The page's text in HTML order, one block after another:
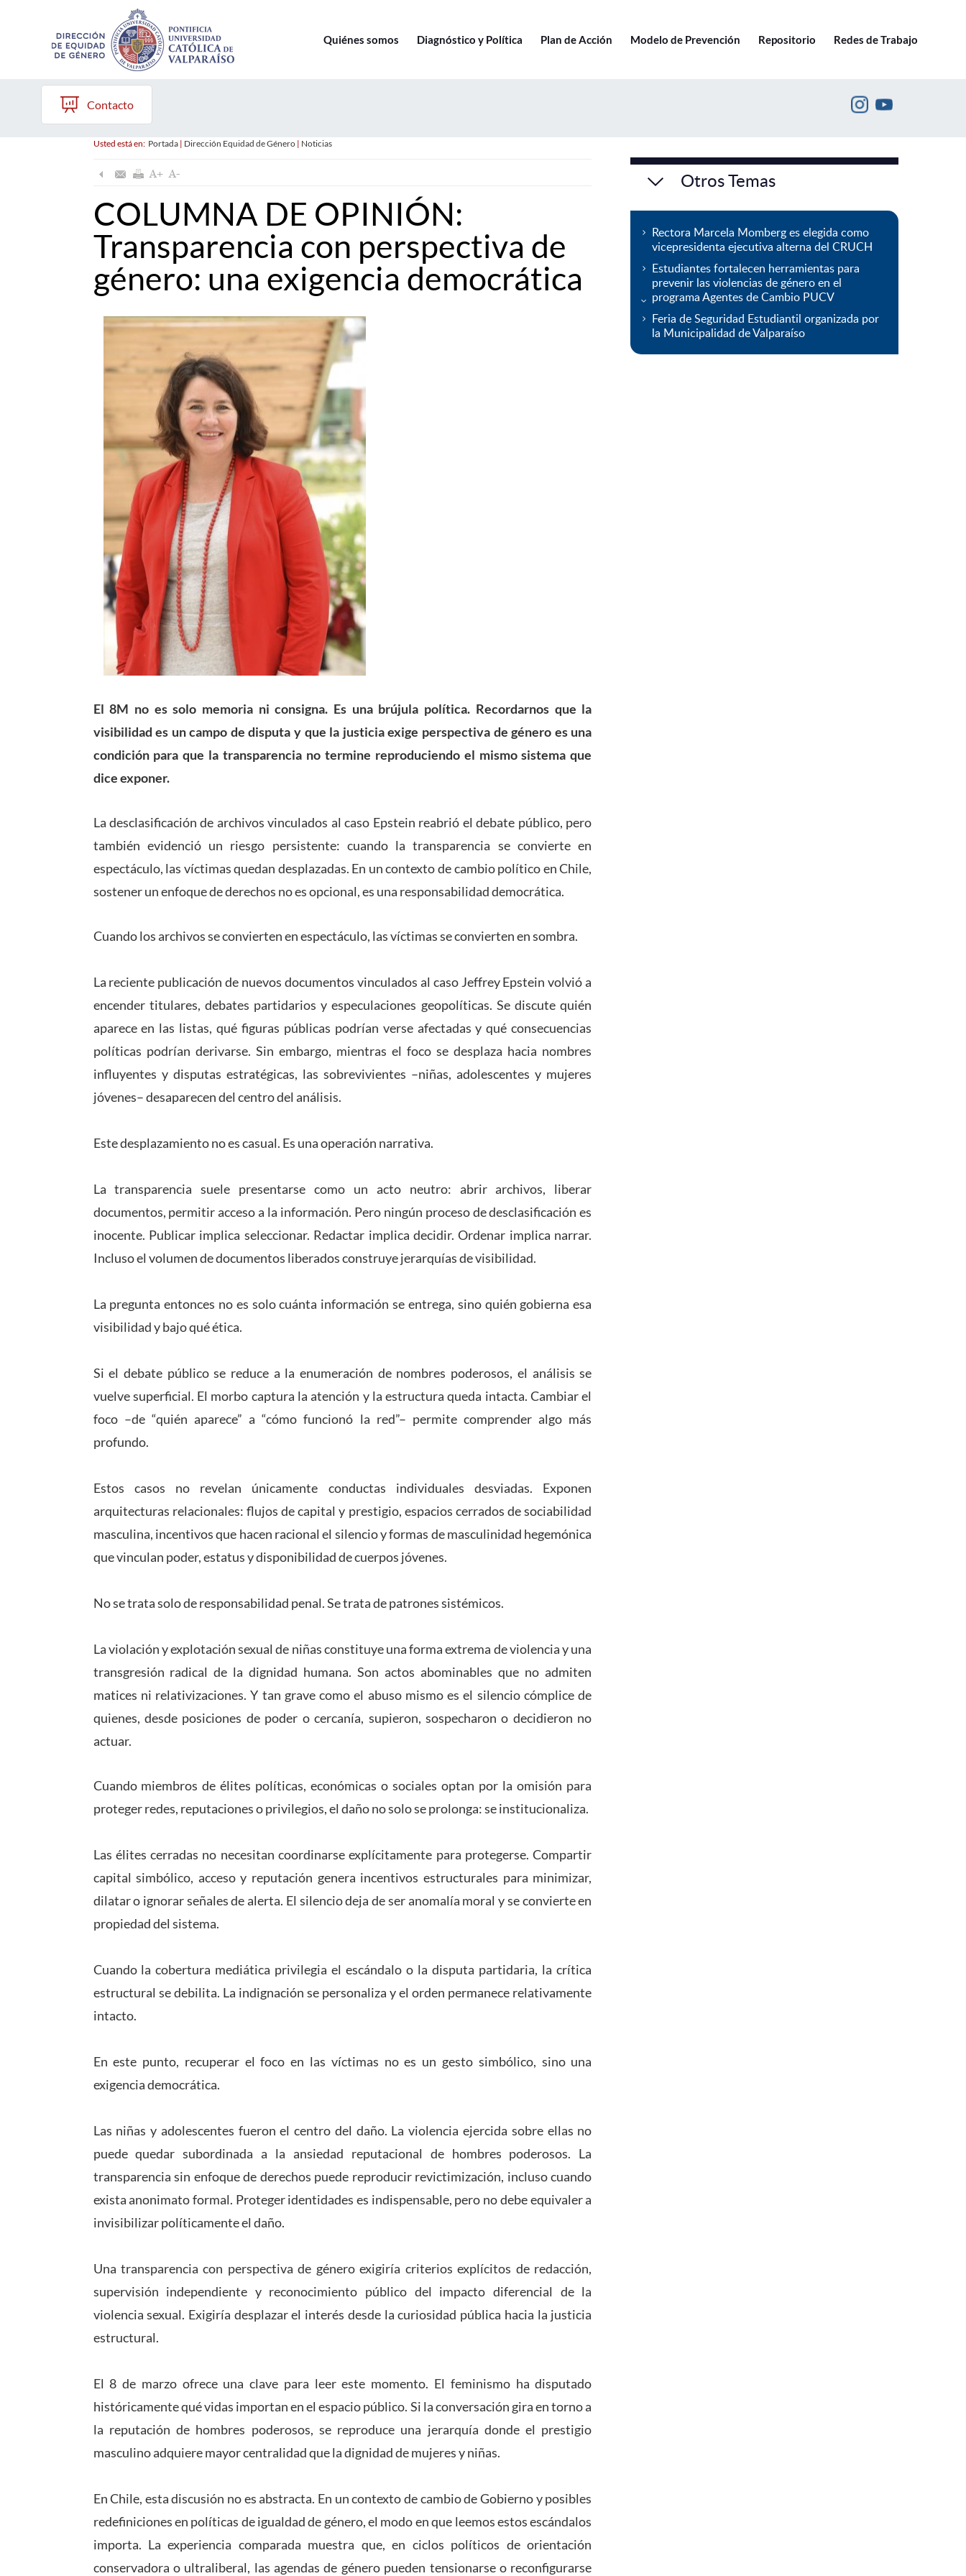
Quiénes somos Diagnóstico y Política Plan de Acción Modelo de Prevención Repositorio Redes de Trabajo
Contacto
Usted está en: Portada| Dirección Equidad de Género| Noticias
COLUMNA DE OPINIÓN:
Transparencia con perspectiva de
género: una exigencia democrática
El 8M no es solo memoria ni consigna. Es una brújula política. Recordarnos que la
visibilidad es un campo de disputa y que la justicia exige perspectiva de género es una
condición para que la transparencia no termine reproduciendo el mismo sistema que
dice exponer.
La desclasificación de archivos vinculados al caso Epstein reabrió el debate público, pero
también evidenció un riesgo persistente: cuando la transparencia se convierte en
espectáculo, las víctimas quedan desplazadas. En un contexto de cambio político en Chile,
sostener un enfoque de derechos no es opcional, es una responsabilidad democrática.
Cuando los archivos se convierten en espectáculo, las víctimas se convierten en sombra.
La reciente publicación de nuevos documentos vinculados al caso Jeffrey Epstein volvió a
encender titulares, debates partidarios y especulaciones geopolíticas. Se discute quién
aparece en las listas, qué figuras públicas podrían verse afectadas y qué consecuencias
políticas podrían derivarse. Sin embargo, mientras el foco se desplaza hacia nombres
influyentes y disputas estratégicas, las sobrevivientes –niñas, adolescentes y mujeres
jóvenes– desaparecen del centro del análisis.
Este desplazamiento no es casual. Es una operación narrativa.
La transparencia suele presentarse como un acto neutro: abrir archivos, liberar
documentos, permitir acceso a la información. Pero ningún proceso de desclasificación es
inocente. Publicar implica seleccionar. Redactar implica decidir. Ordenar implica narrar.
Incluso el volumen de documentos liberados construye jerarquías de visibilidad.
La pregunta entonces no es solo cuánta información se entrega, sino quién gobierna esa
visibilidad y bajo qué ética.
Si el debate público se reduce a la enumeración de nombres poderosos, el análisis se
vuelve superficial. El morbo captura la atención y la estructura queda intacta. Cambiar el
foco –de “quién aparece” a “cómo funcionó la red”– permite comprender algo más
profundo.
Estos casos no revelan únicamente conductas individuales desviadas. Exponen
arquitecturas relacionales: flujos de capital y prestigio, espacios cerrados de sociabilidad
masculina, incentivos que hacen racional el silencio y formas de masculinidad hegemónica
que vinculan poder, estatus y disponibilidad de cuerpos jóvenes.
No se trata solo de responsabilidad penal. Se trata de patrones sistémicos.
La violación y explotación sexual de niñas constituye una forma extrema de violencia y una
transgresión radical de la dignidad humana. Son actos abominables que no admiten
matices ni relativizaciones. Y tan grave como el abuso mismo es el silencio cómplice de
quienes, desde posiciones de poder o cercanía, supieron, sospecharon o decidieron no
actuar.
Cuando miembros de élites políticas, económicas o sociales optan por la omisión para
proteger redes, reputaciones o privilegios, el daño no solo se prolonga: se institucionaliza.
Las élites cerradas no necesitan coordinarse explícitamente para protegerse. Compartir
capital simbólico, acceso y reputación genera incentivos estructurales para minimizar,
dilatar o ignorar señales de alerta. El silencio deja de ser anomalía moral y se convierte en
propiedad del sistema.
Cuando la cobertura mediática privilegia el escándalo o la disputa partidaria, la crítica
estructural se debilita. La indignación se personaliza y el orden permanece relativamente
intacto.
En este punto, recuperar el foco en las víctimas no es un gesto simbólico, sino una
exigencia democrática.
Las niñas y adolescentes fueron el centro del daño. La violencia ejercida sobre ellas no
puede quedar subordinada a la ansiedad reputacional de hombres poderosos. La
transparencia sin enfoque de derechos puede reproducir revictimización, incluso cuando
exista anonimato formal. Proteger identidades es indispensable, pero no debe equivaler a
invisibilizar políticamente el daño.
Una transparencia con perspectiva de género exigiría criterios explícitos de redacción,
supervisión independiente y reconocimiento público del impacto diferencial de la
violencia sexual. Exigiría desplazar el interés desde la curiosidad pública hacia la justicia
estructural.
El 8 de marzo ofrece una clave para leer este momento. El feminismo ha disputado
históricamente qué vidas importan en el espacio público. Si la conversación gira en torno a
la reputación de hombres poderosos, se reproduce una jerarquía donde el prestigio
masculino adquiere mayor centralidad que la dignidad de mujeres y niñas.
En Chile, esta discusión no es abstracta. En un contexto de cambio de Gobierno y posibles
redefiniciones en políticas de igualdad de género, el modo en que leemos estos escándalos
importa. La experiencia comparada muestra que, en ciclos políticos de orientación
conservadora o ultraliberal, las agendas de género pueden tensionarse o reconfigurarse
Otros Temas
Rectora Marcela Momberg es elegida como
vicepresidenta ejecutiva alterna del CRUCH
Estudiantes fortalecen herramientas para
prevenir las violencias de género en el
programa Agentes de Cambio PUCV
Feria de Seguridad Estudiantil organizada por
la Municipalidad de Valparaíso